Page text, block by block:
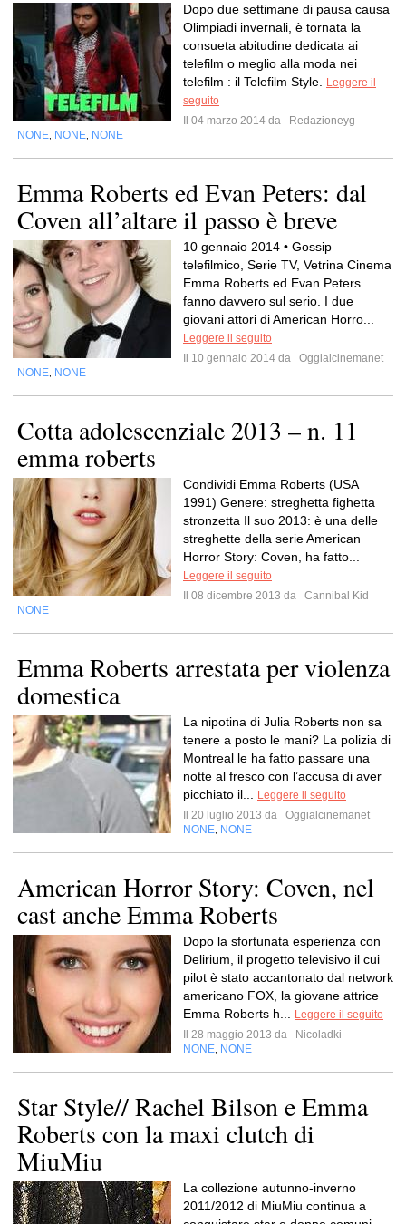
Dopo due settimane di pausa causa
Olimpiadi invernali, è tornata la
consueta abitudine dedicata ai
telefilm o meglio alla moda nei
telefilm : il Telefilm Style.
Leggere il
seguito
Il 04 marzo 2014 da
Redazioneyg
NONE NONE NONE
Emma Roberts ed Evan Peters: dal
Coven all’altare il passo è breve
10 gennaio 2014 • Gossip
telefilmico, Serie TV, Vetrina Cinema
Emma Roberts ed Evan Peters
fanno davvero sul serio. I due
giovani attori di American Horro...
Leggere il seguito
Il 10 gennaio 2014 da
Oggialcinemanet
NONE NONE
Cotta adolescenziale 2013 – n. 11
emma roberts
Condividi Emma Roberts (USA
1991) Genere: streghetta fighetta
stronzetta Il suo 2013: è una delle
streghette della serie American
Horror Story: Coven, ha fatto...
Leggere il seguito
Il 08 dicembre 2013 da
Cannibal Kid
NONE
Emma Roberts arrestata per violenza
domestica
La nipotina di Julia Roberts non sa
tenere a posto le mani? La polizia di
Montreal le ha fatto passare una
notte al fresco con l’accusa di aver
picchiato il...
Leggere il seguito
Il 20 luglio 2013 da
Oggialcinemanet
NONE NONE
American Horror Story: Coven, nel
cast anche Emma Roberts
Dopo la sfortunata esperienza con
Delirium, il progetto televisivo il cui
pilot è stato accantonato dal network
americano FOX, la giovane attrice
Emma Roberts h...
Leggere il seguito
Il 28 maggio 2013 da
Nicoladki
NONE NONE
Star Style// Rachel Bilson e Emma
Roberts con la maxi clutch di
MiuMiu
La collezione autunno-inverno
2011/2012 di MiuMiu continua a